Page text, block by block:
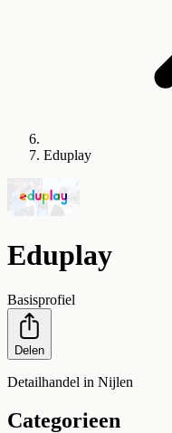
Eduplay
Eduplay
Basisprofiel
Delen
Detailhandel in Nijlen
Categorieen